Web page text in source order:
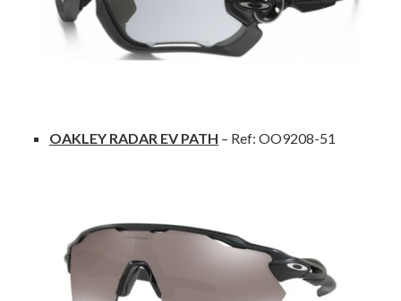
OAKLEY RADAR EV PATH – Ref: OO9208-51